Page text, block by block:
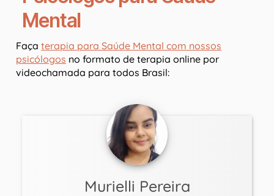
Mental
Faça terapia para Saúde Mental com nossos
psicólogos no formato de terapia online por
videochamada para todos Brasil:
Murielli Pereira